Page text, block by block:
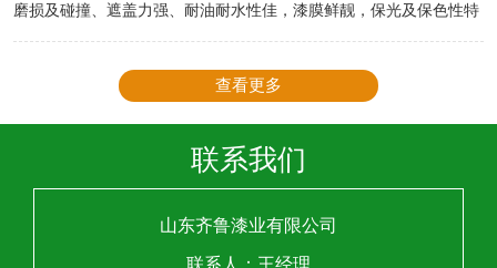
磨损及碰撞、遮盖力强、耐油耐水性佳，漆膜鲜靓，保光及保色性特
佳。
查看更多
联系我们
山东齐鲁漆业有限公司